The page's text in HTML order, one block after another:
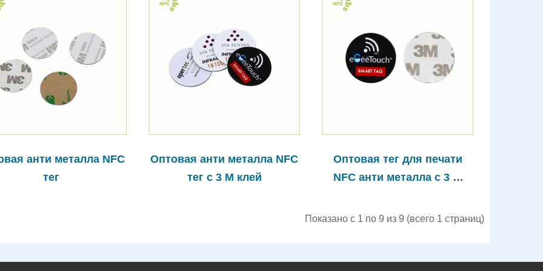
анти металла NFC
тег
Оптовая анти металла NFC
тег с 3 M клей
Оптовая тег для печати
NFC анти металла с 3 M
Показано с 1 по 9 из 9 (всего 1 страниц)